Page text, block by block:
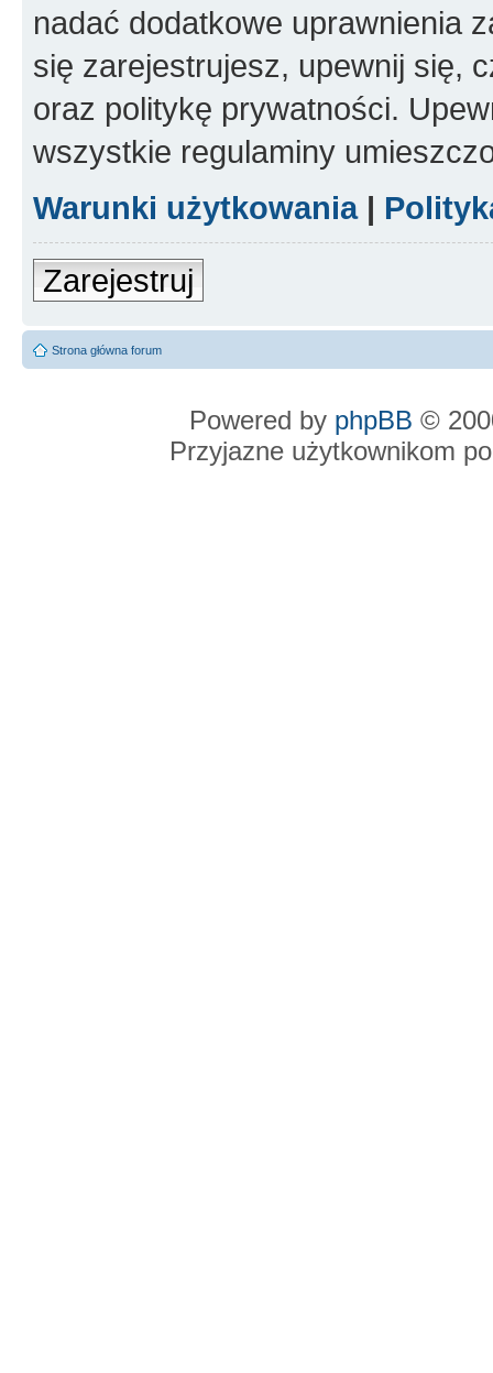
nadać dodatkowe uprawnienia
się zarejestrujesz, upewnij się,
oraz politykę prywatności.
wszystkie regulaminy
Warunki użytkowania|
Zarejestruj
Strona główna forum
Powered by phpBB ©
Przyjazne użytkownikom